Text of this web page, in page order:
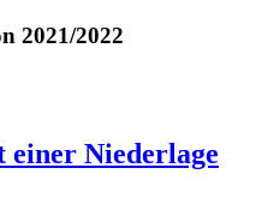
2021/2022
ei­ner Nie­der­la­ge